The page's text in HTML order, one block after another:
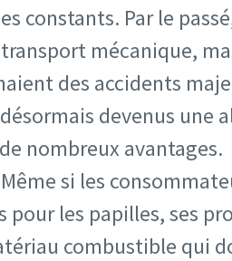
constants. Par le
mécanique,
des accidents
devenus une
nombreux avantages.
si les
les papilles, ses
combustible qui